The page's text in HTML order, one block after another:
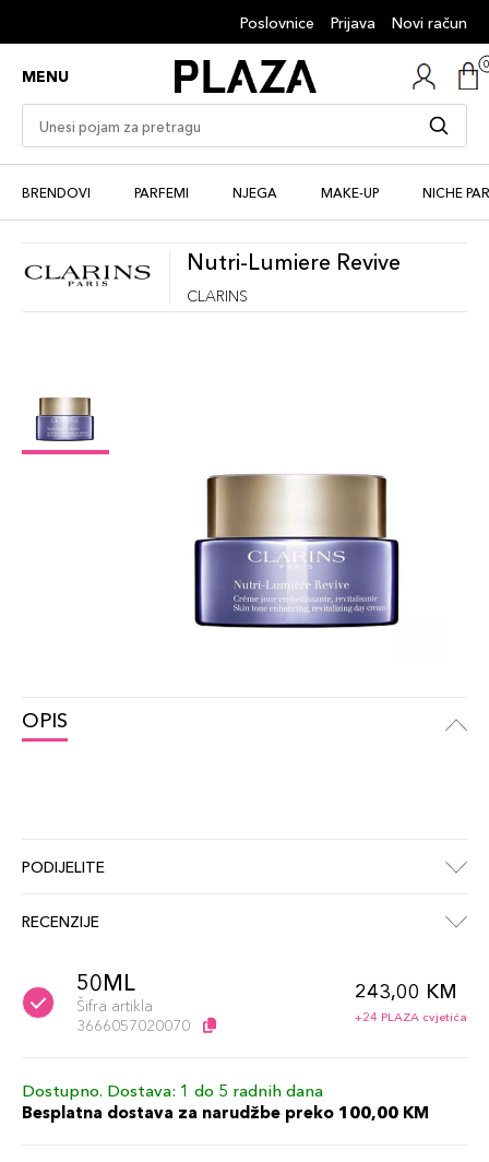
Poslovnice Prijava Novi račun
MENU
BRENDOVI PARFEMI NJEGA MAKE-UP NICHE
Nutri-Lumiere Revive
CLARINS
OPIS
PODIJELITE
RECENZIJE
50ML
Šifra artikla
3666057020070
243,00 KM
+24 PLAZA cvjetića
Dostupno. Dostava: 1 do 5 radnih dana
Besplatna dostava za narudžbe preko 100,00 KM